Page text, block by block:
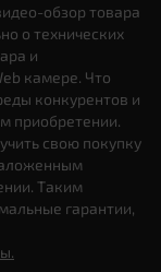
обзор товара
о технических
и
камере. Что
конкурентов и
приобретении.
свою покупку
Таким
гарантии,